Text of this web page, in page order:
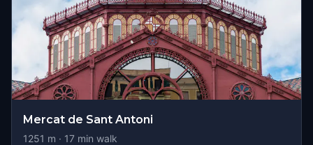
Mercat de Sant Antoni
1251 m · 17 min walk